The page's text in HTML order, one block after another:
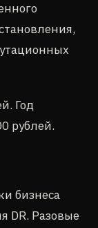
Год
рублей.
бизнеса
DR. Разовые